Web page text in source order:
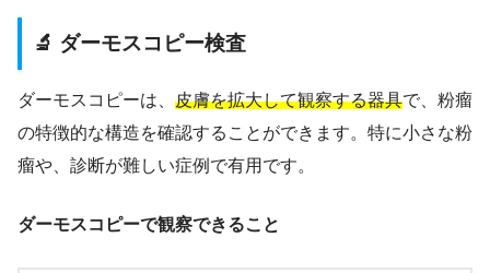
🔬 ダーモスコピー検査
ダーモスコピーは、 皮膚を拡大して観察する器具で、粉瘤
の特徴的な構造を確認することができます。特に小さな粉
瘤や、診断が難しい症例で有用です。
ダーモスコピーで観察できること